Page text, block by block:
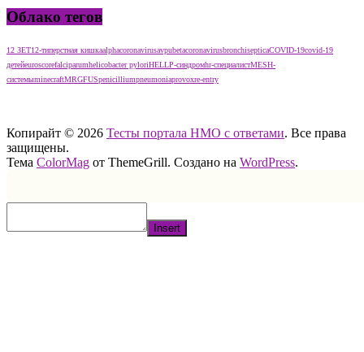
Облако тегов
12 ЗЕТ12-типерстная кишкаalphacoronavirusavpubetacoronavirusbronchisepticaCOVID-19covid-19
детейeuroscorefalciparumhelicobacter pyloriHELLP-синдромhr-специалистMESH-
системыminecraftMRGFUSpenicilliumpneumoniaprovoxre-entry
Копирайт © 2026 Тесты портала НМО с ответами. Все права
защищены.
Тема ColorMag от ThemeGrill. Создано на WordPress.
Insert